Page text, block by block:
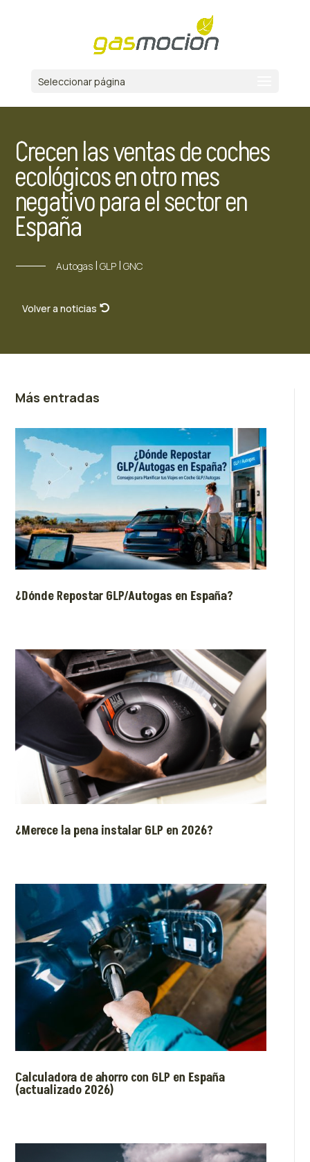
Seleccionar página
Crecen las ventas de coches
ecológicos en otro mes
negativo para el sector en
España
Autogas| GLP| GNC
Volver a noticias
Más entradas
¿Dónde Repostar GLP/Autogas en España?
¿Merece la pena instalar GLP en 2026?
Calculadora de ahorro con GLP en España
(actualizado 2026)